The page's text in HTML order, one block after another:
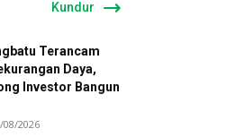
Kundur
Terancam
Daya,
Investor Bangun
08/2026